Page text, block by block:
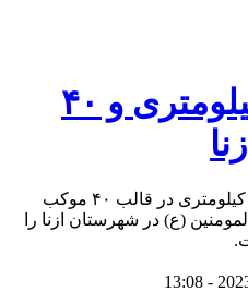
برپایی جشن ۴ کیلومتری و ۴۰
در روز عید غدیر و برپایی جشن ۴ کیلومتری در قالب ۴۰ موکب
(ع) در شهرستان ازنا را